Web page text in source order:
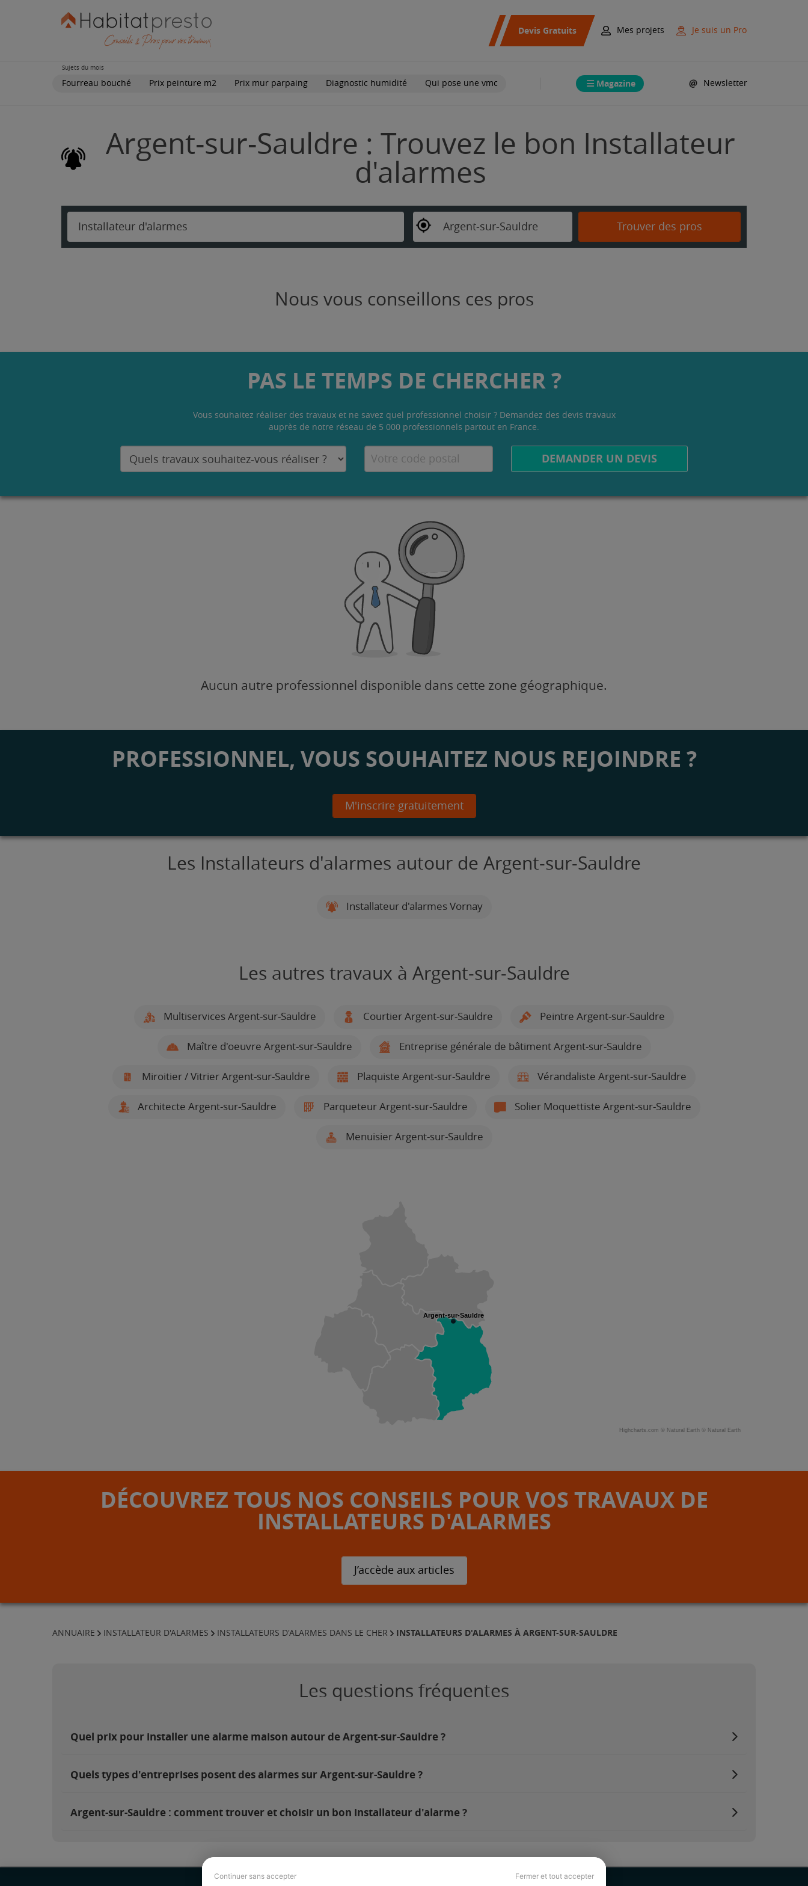
Continuer sans accepter Fermer et tout accepter
Devis Gratuits Mes projets Je suis un Pro
Sujets du mois
Fourreau bouché Prix peinture m2 Prix mur parpaing Diagnostic humidité Qui pose une vmc Magazine Newsletter
Argent-sur-Sauldre : Trouvez le bon Installateur
d'alarmes
Installateur d'alarmes Argent-sur-Sauldre Trouver des pros
Nous vous conseillons ces pros
PAS LE TEMPS DE CHERCHER ?
Vous souhaitez réaliser des travaux et ne savez quel professionnel choisir ? Demandez des devis travaux
auprès de notre réseau de 5 000 professionnels partout en France.
DEMANDER UN DEVIS
Aucun autre professionnel disponible dans cette zone géographique.
PROFESSIONNEL, VOUS SOUHAITEZ NOUS REJOINDRE ?
M'inscrire gratuitement
Les Installateurs d'alarmes autour de Argent-sur-Sauldre
Installateur d'alarmes Vornay
Les autres travaux à Argent-sur-Sauldre
Multiservices Argent-sur-Sauldre Courtier Argent-sur-Sauldre Peintre Argent-sur-Sauldre
Maître d'oeuvre Argent-sur-Sauldre Entreprise générale de bâtiment Argent-sur-Sauldre
Miroitier / Vitrier Argent-sur-Sauldre Plaquiste Argent-sur-Sauldre Vérandaliste Argent-sur-Sauldre
Architecte Argent-sur-Sauldre Parqueteur Argent-sur-Sauldre Solier Moquettiste Argent-sur-Sauldre
Menuisier Argent-sur-Sauldre
Argent-sur-Sauldre
Highcharts.com © Natural Earth © Natural Earth
DÉCOUVREZ TOUS NOS CONSEILS POUR VOS TRAVAUX DE
INSTALLATEURS D'ALARMES
J’accède aux articles
ANNUAIRE INSTALLATEUR D'ALARMES INSTALLATEURS D'ALARMES DANS LE CHER INSTALLATEURS D'ALARMES À ARGENT-SUR-SAULDRE
Les questions fréquentes
Quel prix pour installer une alarme maison autour de Argent-sur-Sauldre ?
Quels types d'entreprises posent des alarmes sur Argent-sur-Sauldre ?
Argent-sur-Sauldre : comment trouver et choisir un bon installateur d'alarme ?